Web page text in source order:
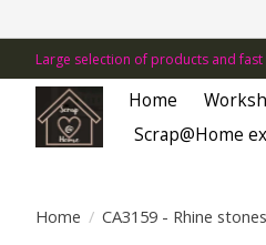
Large selection of products and fast
Home
Scrap@Home
Home / CA3159 - Rhine